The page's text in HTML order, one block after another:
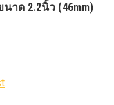
าด 2.2นิ้ว (46mm)